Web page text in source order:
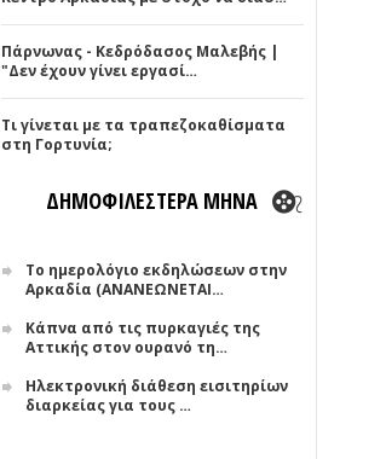
Πάρνωνας - Κεδρόδασος Μαλεβής |
"Δεν έχουν γίνει εργασί…
Τι γίνεται με τα τραπεζοκαθίσματα
στη Γορτυνία;
ΔΗΜΟΦΙΛΕΣΤΕΡΑ ΜΗΝΑ
Το ημερολόγιο εκδηλώσεων στην
Αρκαδία (ΑΝΑΝΕΩΝΕΤΑΙ…
Κάπνα από τις πυρκαγιές της
Αττικής στον ουρανό τη…
Ηλεκτρονική διάθεση εισιτηρίων
διαρκείας για τους …